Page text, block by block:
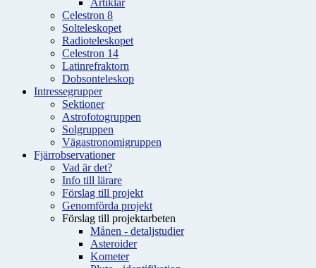
Artiklar
Celestron 8
Solteleskopet
Radioteleskopet
Celestron 14
Latinrefraktorn
Dobsonteleskop
Intressegrupper
Sektioner
Astrofotogruppen
Solgruppen
Vägastronomigruppen
Fjärrobservationer
Vad är det?
Info till lärare
Förslag till projekt
Genomförda projekt
Förslag till projektarbeten
Månen - detaljstudier
Asteroider
Kometer